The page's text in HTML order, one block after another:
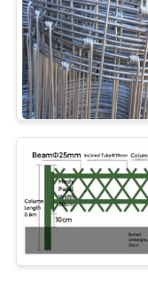
स्टेनलेस
जाल
स्क्रीन